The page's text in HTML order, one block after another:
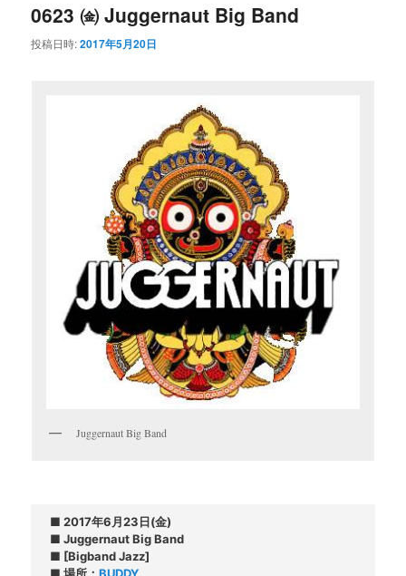
0623 ㈮ Juggernaut Big Band
投稿日時:2017年5月20日
Juggernaut Big Band
■ 2017年6月23日(金)
■ Juggernaut Big Band
■ [Bigband Jazz]